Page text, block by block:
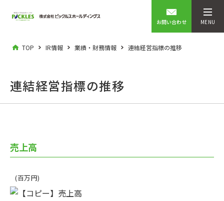
お問い合わせ MENU
TOP IR情報 業績・財務情報 連結経営指標の推移
連結経営指標の推移
売上高
(百万円)